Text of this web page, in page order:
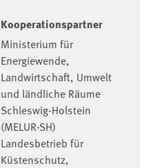
Kooperationspartner
Ministerium für
Energiewende,
Landwirtschaft, Umwelt
und ländliche Räume
Schleswig-Holstein
(MELUR-SH)
Landesbetrieb für
Küstenschutz,